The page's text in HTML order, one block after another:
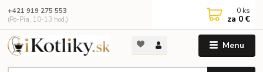
Menu
+421 919 275 553
(Po-Pia, 10-13 hod.)
0 ks
za 0 €